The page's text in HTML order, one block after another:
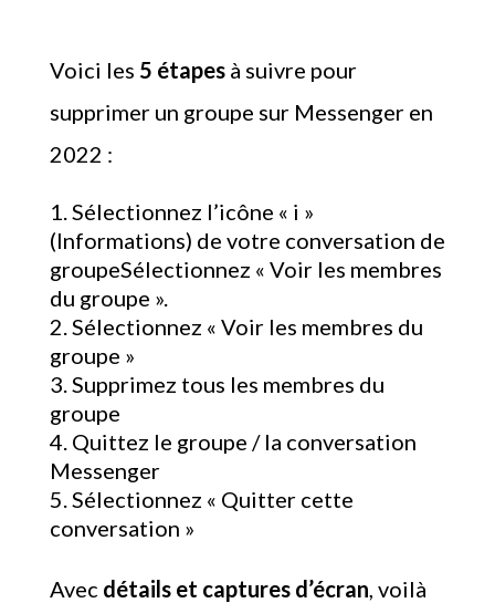
Voici les 5 étapesà suivre pour
supprimer un groupe sur Messenger en
2022 :
Sélectionnez l’icône « i »
(Informations) de votre conversation de
groupeSélectionnez « Voir les membres
du groupe ».
Sélectionnez « Voir les membres du
groupe »
Supprimez tous les membres du
groupe
Quittez le groupe / la conversation
Messenger
Sélectionnez « Quitter cette
conversation »
Avec détails et captures d’écran , voilà